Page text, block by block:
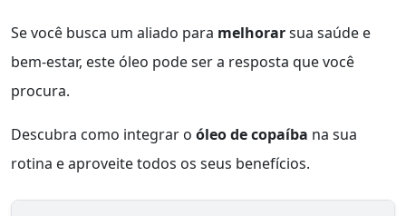
Se você busca um aliado para melhorarsua saúde e
bem-estar, este óleo pode ser a resposta que você
procura.
Descubra como integrar o óleo de copaíba na sua
rotina e aproveite todos os seus benefícios.